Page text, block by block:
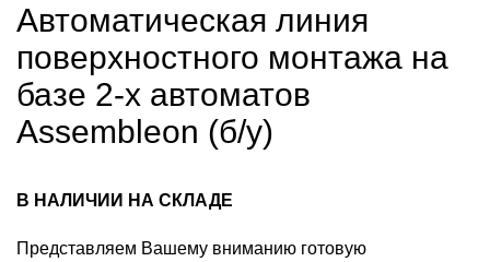
Автоматическая линия
поверхностного монтажа на
базе 2-х автоматов
Assembleon (б/у)
В НАЛИЧИИ НА СКЛАДЕ
Представляем Вашему вниманию готовую